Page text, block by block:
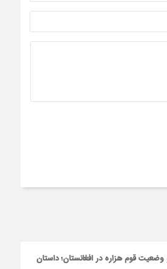
وضعیت قوم هزاره در افغانستان؛ داستان